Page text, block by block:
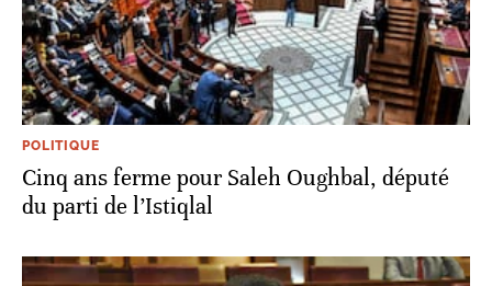
POLITIQUE
Cinq ans ferme pour Saleh Oughbal, député
du parti de l’Istiqlal